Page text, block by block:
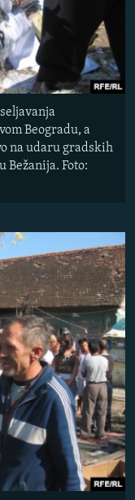
Beogradu, a
na udaru gradskih
Bežanija. Foto: